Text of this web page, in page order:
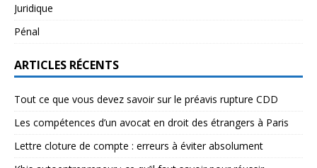
Juridique
Pénal
ARTICLES RÉCENTS
Tout ce que vous devez savoir sur le préavis rupture CDD
Les compétences d’un avocat en droit des étrangers à Paris
Lettre cloture de compte : erreurs à éviter absolument